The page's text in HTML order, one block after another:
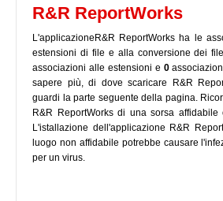
CONVERSIONI DI FILE
SOFTWARE
R&R ReportWorks
L'applicazioneR&R ReportWorks ha le
estensioni di file e alla conversione dei
associazioni alle estensioni e 0
sapere più, di dove scaricare R&R
guardi la parte seguente della pagina.
R&R ReportWorks di una sorsa
L'istallazione dell'applicazione R&R
luogo non affidabile potrebbe causare
per un virus.